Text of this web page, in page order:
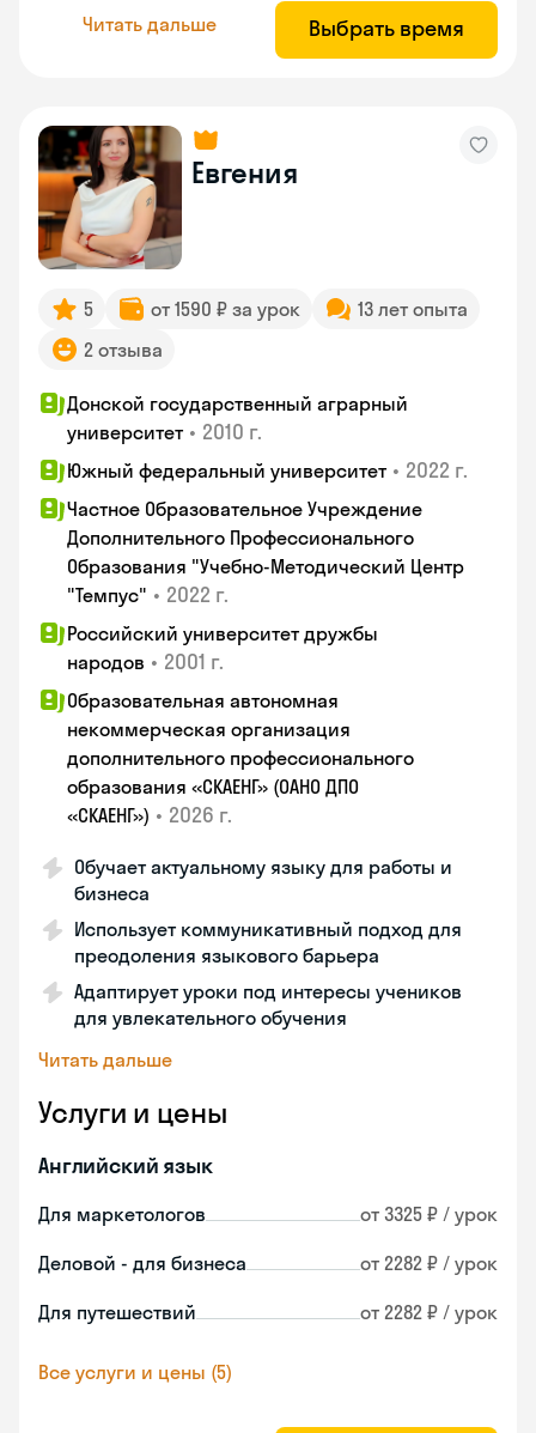
Читать дальше Выбрать время
Евгения
5 от 1590 ₽ за урок
13 лет опыта
2 отзыва
Донской государственный аграрный
университет • 2010 г.
Южный федеральный университет • 2022 г.
Частное Образовательное Учреждение
Дополнительного Профессионального
Образования "Учебно-Методический Центр
"Темпус" • 2022 г.
Российский университет дружбы
народов • 2001 г.
Образовательная автономная
некоммерческая организация
дополнительного профессионального
образования «СКАЕНГ» (ОАНО ДПО
«СКАЕНГ») • 2026 г.
Обучает актуальному языку для работы и
бизнеса
Использует коммуникативный подход для
преодоления языкового барьера
Адаптирует уроки под интересы учеников
для увлекательного обучения
Читать дальше
Услуги и цены
Английский язык
Для маркетологов от 3325 ₽ / урок
Деловой - для бизнеса от 2282 ₽ / урок
Для путешествий от 2282 ₽ / урок
Все услуги и цены (5)